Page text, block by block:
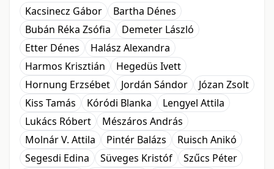
Kacsinecz Gábor
Bartha Dénes
Bubán Réka Zsófia
Demeter László
Etter Dénes
Halász Alexandra
Harmos Krisztián
Hegedüs Ivett
Hornung Erzsébet
Jordán Sándor
Józan Zsolt
Kiss Tamás
Kóródi Blanka
Lengyel Attila
Lukács Róbert
Mészáros András
Molnár V. Attila
Pintér Balázs
Ruisch Anikó
Segesdi Edina
Süveges Kristóf
Szűcs Péter